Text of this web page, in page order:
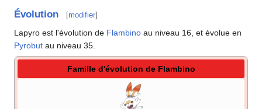
Évolution [modifier]
Lapyro est l'évolution de Flambino au niveau 16, et évolue en
Pyrobut au niveau 35.
Famille d'évolution de Flambino